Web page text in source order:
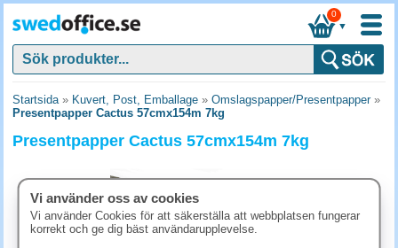
▼
0
Startsida» Kuvert, Post, Emballage » Omslagspapper/Presentpapper»
Presentpapper Cactus 57cmx154m 7kg
Presentpapper Cactus 57cmx154m 7kg
Vi använder oss av cookies
Vi använder Cookies för att säkerställa att webbplatsen fungerar
korrekt och ge dig bäst användarupplevelse.